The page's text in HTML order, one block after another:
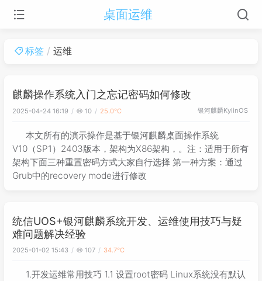
桌面运维
标签 运维
麒麟操作系统入门之忘记密码如何修改
2025-04-24 16:19 10 25.0℃ 银河麒麟KylinOS
本文所有的演示操作是基于银河麒麟桌面操作系统
V10（SP1）2403版本，架构为X86架构，。注：适用于所有
架构下面三种重置密码方式大家自行选择 第一种方案：通过
Grub中的recovery mode进行修改
统信UOS+银河麒麟系统开发、运维使用技巧与疑
难问题解决经验
2025-01-02 15:43 107 34.7℃
1.开发运维常用技巧 1.1 设置root密码 Linux系统没有默认